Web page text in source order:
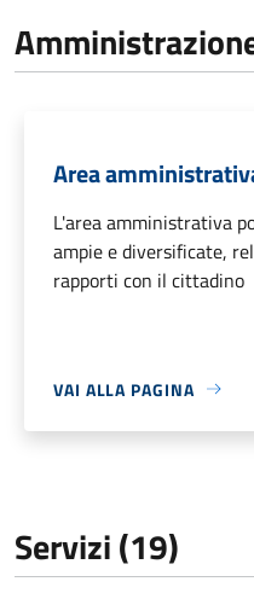
Area
L'area amministrativa
ampie e diversificate,
rapporti con il cittadino
VAI ALLA PAGINA
Servizi (19)